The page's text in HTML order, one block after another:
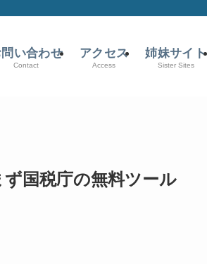
い合わせ
Contact
アクセス
Access
姉妹サイト
Sister Sites
国税庁の無料ツール